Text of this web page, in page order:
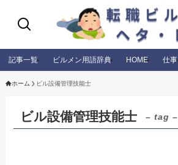
記事一覧 ビルメン用語辞典 HOME 仕事
ホーム ビル設備管理技能士
ビル設備管理技能士 – tag –